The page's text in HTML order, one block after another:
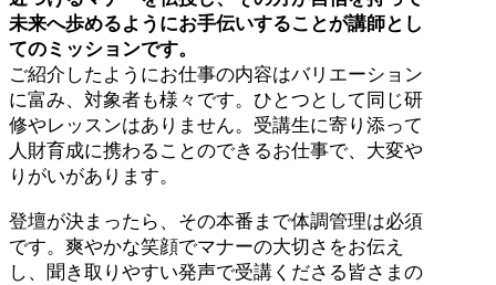
未来へ歩めるようにお手伝いすることが講師とし
てのミッションです。
ご紹介したようにお仕事の内容はバリエーション
に富み、対象者も様々です。ひとつとして同じ研
修やレッスンはありません。受講生に寄り添って
人財育成に携わることのできるお仕事で、大変や
りがいがあります。
登壇が決まったら、その本番まで体調管理は必須
です。爽やかな笑顔でマナーの大切さをお伝え
し、聞き取りやすい発声で受講くださる皆さまの